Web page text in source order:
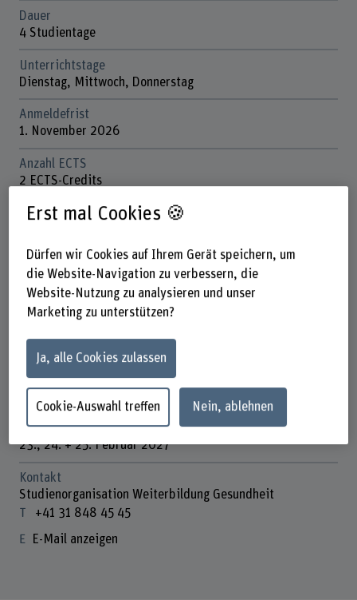
Dauer
4 Studientage
Unterrichtstage
Dienstag, Mittwoch, Donnerstag
Anmeldefrist
1. November 2026
Anzahl ECTS
2 ECTS-Credits
CHF 1'050
Unterrichtssprache
Deutsch
Departement
Nächste Durchführung
23., 24. + 25. Februar 2027
Kontakt
Studienorganisation Weiterbildung Gesundheit
+41 31 848 45 45
E-Mail anzeigen
Erst mal Cookies 🍪
Dürfen wir Cookies auf Ihrem Gerät speichern, um
die Website-Navigation zu verbessern, die
Website-Nutzung zu analysieren und unser
Marketing zu unterstützen?
Ja, alle Cookies zulassen
Cookie-Auswahl treffen Nein, ablehnen